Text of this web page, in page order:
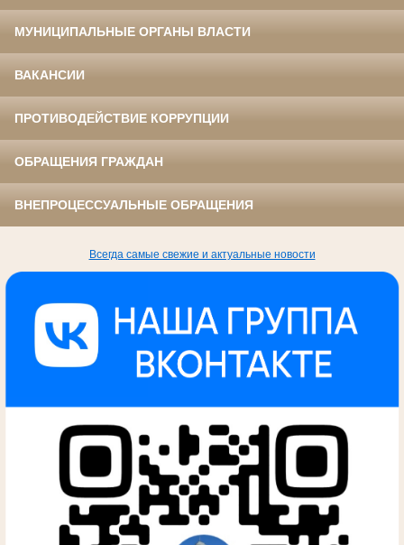
МУНИЦИПАЛЬНЫЕ ОРГАНЫ ВЛАСТИ
ВАКАНСИИ
ПРОТИВОДЕЙСТВИЕ КОРРУПЦИИ
ОБРАЩЕНИЯ ГРАЖДАН
ВНЕПРОЦЕССУАЛЬНЫЕ ОБРАЩЕНИЯ
Всегда самые свежие и актуальные новости